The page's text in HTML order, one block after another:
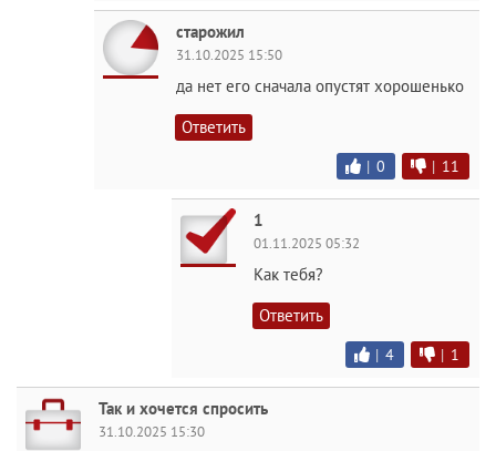
старожил
31.10.2025 15:50
да нет его сначала опустят хорошенько
Ответить
| 0 | 11
1
01.11.2025 05:32
Как тебя?
Ответить
| 4 | 1
Так и хочется спросить
31.10.2025 15:30